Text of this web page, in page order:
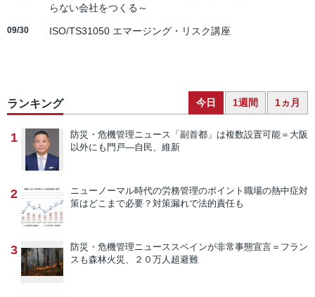
らない会社をつくる～
09/30 ISO/TS31050 エマージング・リスク講座
ランキング 今日 1週間 1ヵ月
1 防災・危機管理ニュース 「副首都」は複数設置可能＝大阪
以外にも門戸―自民、維新
2 ニューノーマル時代の労務管理のポイント 職場の熱中症対
策はどこまで必要？対策漏れで法的責任も
3 防災・危機管理ニューススペインが非常事態宣言＝フラン
スも森林火災、２０万人超避難